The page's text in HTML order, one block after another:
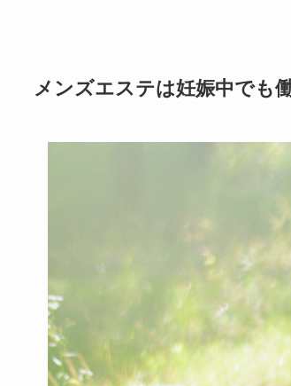
メンズエステは妊娠中でも